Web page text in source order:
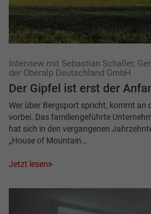
Interview mit Sebastian Schaller,
der Oberalp Deutschland GmbH
Der Gipfel ist erst der
Wer über Bergsport spricht, kommt an
vorbei. Das familiengeführte
hat sich in den vergangenen
„House of Mountain…
Jetzt lesen